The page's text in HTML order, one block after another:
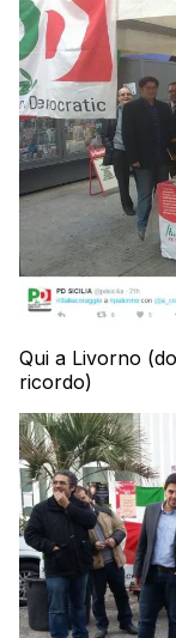
Qui a Livorno
ricordo)